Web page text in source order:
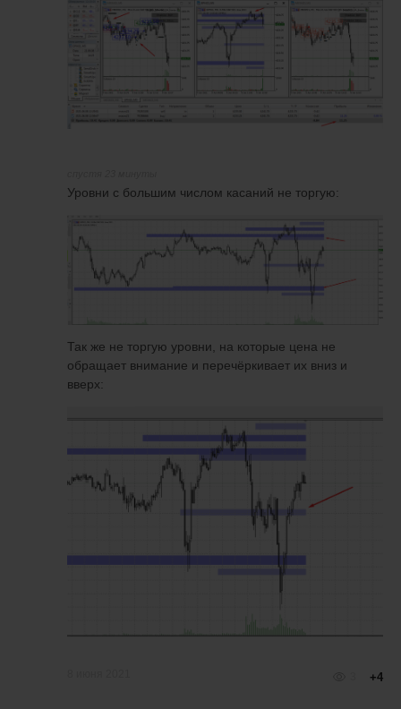
Уровни с большим числом касаний не торгую:
Так же не торгую уровни, на которые цена не
обращает внимание и перечёркивает их вниз и
вверх:
+4